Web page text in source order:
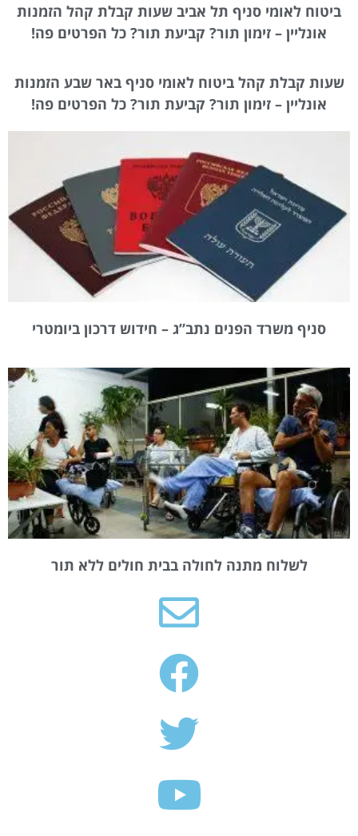
ביטוח לאומי סניף תל אביב שעות קבלת קהל הזמנות
אונליין – זימון תור? קביעת תור? כל הפרטים פה!
שעות קבלת קהל ביטוח לאומי סניף באר שבע הזמנות
אונליין – זימון תור? קביעת תור? כל הפרטים פה!
סניף משרד הפנים נתב”ג – חידוש דרכון ביומטרי
לשלוח מתנה לחולה בבית חולים ללא תור